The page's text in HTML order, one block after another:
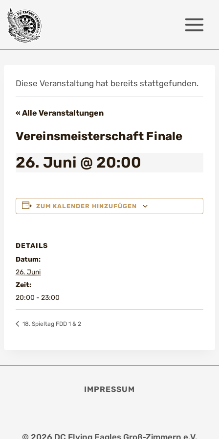
Zum
Inhalt
springen
Diese Veranstaltung hat bereits stattgefunden.
« Alle Veranstaltungen
Vereinsmeisterschaft Finale
26. Juni @ 20:00
ZUM KALENDER HINZUFÜGEN
DETAILS
Datum:
26. Juni
Zeit:
20:00 - 23:00
18. Spieltag FDD 1 & 2
IMPRESSUM
© 2026 DC Flying Eagles Groß-Zimmern e.V.